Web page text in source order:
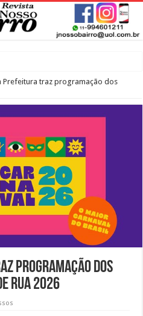
Prefeitura traz programação dos
programação dos
Rua 2026